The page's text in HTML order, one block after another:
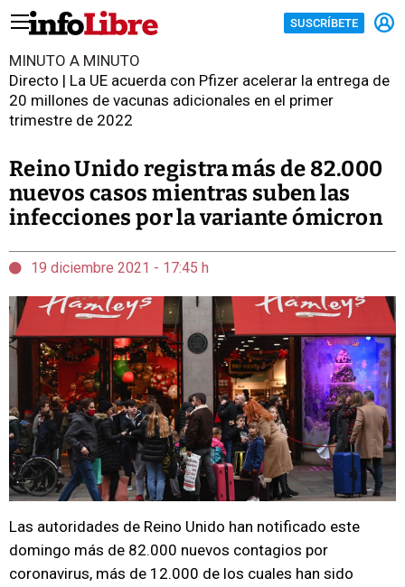
SUSCRÍBETE
MINUTO A MINUTO
Directo | La UE acuerda con Pfizer acelerar la entrega de
20 millones de vacunas adicionales en el primer
trimestre de 2022
Reino Unido registra más de 82.000
nuevos casos mientras suben las
infecciones por la variante ómicron
19 diciembre 2021 - 17:45 h
Las autoridades de Reino Unido han notificado este
domingo más de 82.000 nuevos contagios por
coronavirus, más de 12.000 de los cuales han sido